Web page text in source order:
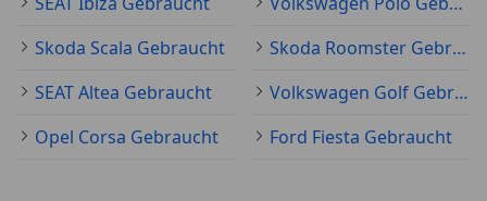
Skoda Scala Gebraucht
Skoda Roomster Gebraucht
SEAT Altea Gebraucht
Volkswagen Golf Gebraucht
Opel Corsa Gebraucht
Ford Fiesta Gebraucht